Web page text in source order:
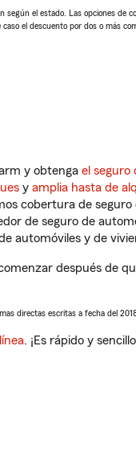
el estado. Las opciones de
el descuento por dos o más
y obtenga el seguro
y amplia hasta de
cobertura de
de seguro de
automóviles y de
después de
directas escritas a fecha del
. ¡Es rápido y